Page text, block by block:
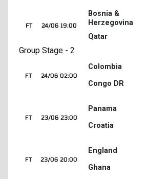
24/06 19:00
FT
Bosnia &
Herzegovina
Qatar
Group Stage - 2
24/06 02:00
FT
Colombia
Congo DR
23/06 23:00
FT
Panama
Croatia
23/06 20:00
FT
England
Ghana